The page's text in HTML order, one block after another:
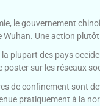
le gouvernement
Wuhan. Une action
la plupart des pays
poster sur les réseaux
de confinement sont
pratiquement à la